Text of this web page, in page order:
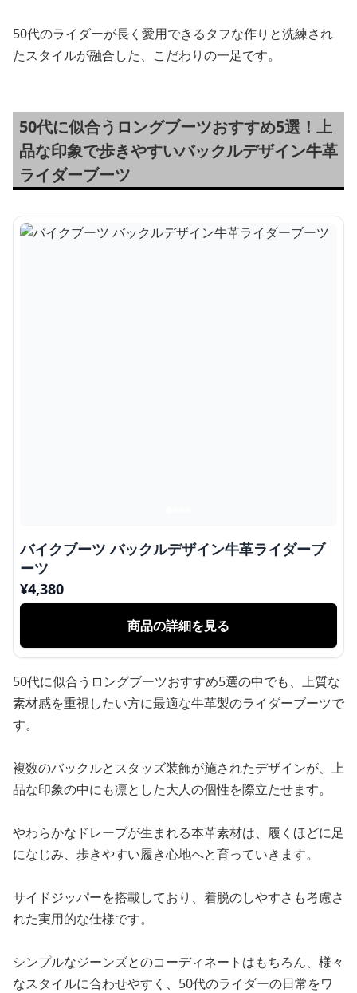
50代のライダーが長く愛用できるタフな作りと洗練され
たスタイルが融合した、こだわりの一足です。
50代に似合うロングブーツおすすめ5選！上
品な印象で歩きやすいバックルデザイン牛革
ライダーブーツ
バイクブーツ バックルデザイン牛革ライダーブ
ーツ
¥4,380
商品の詳細を見る
50代に似合うロングブーツおすすめ5選の中でも、上質な
素材感を重視したい方に最適な牛革製のライダーブーツで
す。
複数のバックルとスタッズ装飾が施されたデザインが、上
品な印象の中にも凛とした大人の個性を際立たせます。
やわらかなドレープが生まれる本革素材は、履くほどに足
になじみ、歩きやすい履き心地へと育っていきます。
サイドジッパーを搭載しており、着脱のしやすさも考慮さ
れた実用的な仕様です。
シンプルなジーンズとのコーディネートはもちろん、様々
なスタイルに合わせやすく、50代のライダーの日常をワ